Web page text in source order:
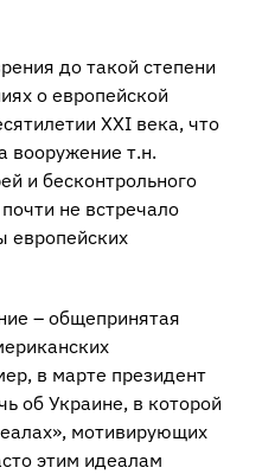
до такой степени
о европейской
XXI века, что
вооружение т.н.
и бесконтрольного
не встречало
европейских
– общепринятая
в марте президент
об Украине, в которой
мотивирующих
этим идеалам